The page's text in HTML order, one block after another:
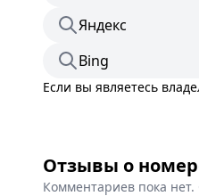
Яндекс
Bing
Если вы являетесь
Отзывы о
Комментариев пока